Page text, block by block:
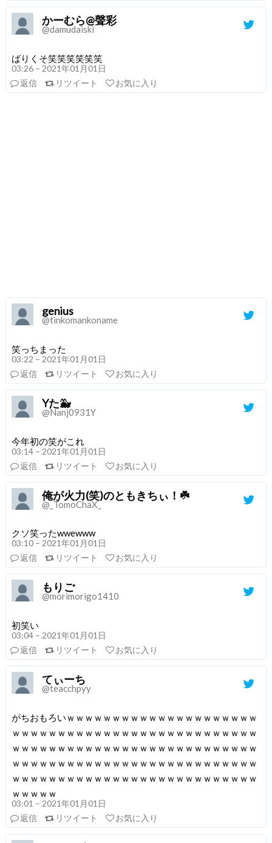
かーむら@聲彩
@damudaiski
ばりくそ笑笑笑笑笑笑
03:26 – 2021年01月01日
返信
リツイート お気に入り
genius
@tinkomankoname
笑っちまった
03:22 – 2021年01月01日
返信
リツイート お気に入り
Yた🐳
@Nanj0931Y
今年初の笑がこれ
03:14 – 2021年01月01日
返信
リツイート お気に入り
俺が火力(笑)のともきちぃ！☘️
@_TomoChaX_
クソ笑ったwwewww
03:10 – 2021年01月01日
返信
リツイート お気に入り
もりご
@morimorigo1410
初笑い
03:04 – 2021年01月01日
返信
リツイート お気に入り
てぃーち
@teacchpyy
がちおもろいｗｗｗｗｗｗｗｗｗｗｗｗｗｗｗｗｗｗｗｗｗ
ｗｗｗｗｗｗｗｗｗｗｗｗｗｗｗｗｗｗｗｗｗｗｗｗｗｗｗ
ｗｗｗｗｗｗｗｗｗｗｗｗｗｗｗｗｗｗｗｗｗｗｗｗｗｗｗ
ｗｗｗｗｗｗｗｗｗｗｗｗｗｗｗｗｗｗｗｗｗｗｗｗｗｗｗ
ｗｗｗｗｗｗｗｗｗｗｗｗｗｗｗｗｗｗｗｗｗｗｗｗｗｗｗ
ｗｗｗｗｗ
03:01 – 2021年01月01日
返信
リツイート お気に入り